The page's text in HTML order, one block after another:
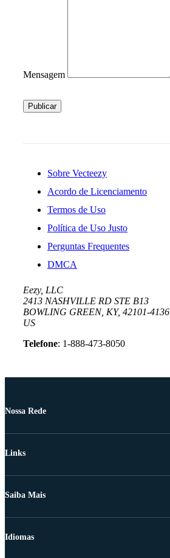
Mensagem
Publicar
Sobre Vecteezy
Acordo de Licenciamento
Termos de Uso
Política de Uso Justo
Perguntas Frequentes
DMCA
Eezy, LLC
2413 NASHVILLE RD STE B13
BOWLING GREEN, KY, 42101-4136
US
Telefone: 1-888-473-8050
Nossa Rede
Links
Saiba Mais
Idiomas